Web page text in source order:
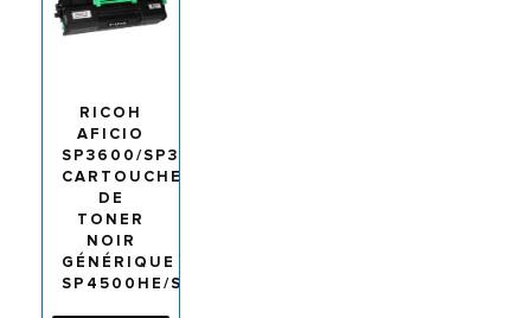
RICOH
AFICIO
SP3600/SP3610/SP4500/SP4510/SP4520/
CARTOUCHE
DE
TONER
NOIR
GÉNÉRIQUE
SP4500HE/SP4500LE/SP4500E/MP401E/